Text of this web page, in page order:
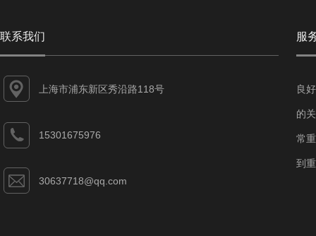
联系我们
上海市浦东新区秀沿路118号
15301675976
30637718@qq.com
服
良
的
常
到